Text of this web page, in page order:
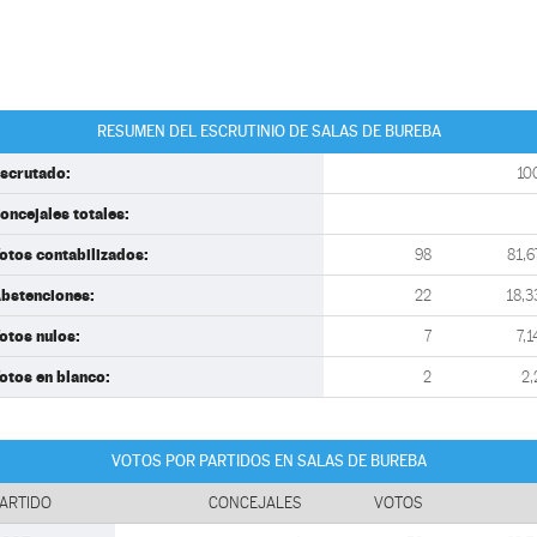
RESUMEN DEL ESCRUTINIO DE SALAS DE BUREBA
totales:
contabilizados: 98
22
nulos: 7
en blanco: 2
VOTOS POR PARTIDOS EN SALAS DE BUREBA
CONCEJALES VOTOS